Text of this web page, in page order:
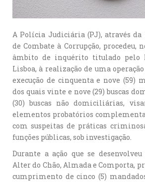
A Polícia Judiciária (PJ), através
de Combate à Corrupção, procedeu,
âmbito de inquérito titulado pelo
Lisboa, à realização de uma
execução de cinquenta e nove (59)
dos quais vinte e nove (29) buscas
(30) buscas não domiciliárias,
elementos probatórios
com suspeitas de práticas
funções públicas, sob investigação.
Durante a ação que se
Alter do Chão, Almada e Comporta,
cumprimento de cinco (5)